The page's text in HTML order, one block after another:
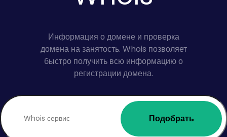
Информация о домене и проверка
домена на занятость. Whois позволяет
быстро получить всю информацию о
регистрации домена.
Подобрать